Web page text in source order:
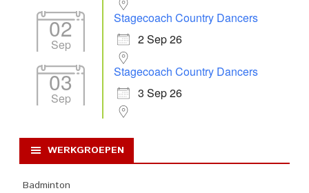
02
Sep
Stagecoach Country Dancers
2 Sep 26
03
Sep
Stagecoach Country Dancers
3 Sep 26
WERKGROEPEN
Badminton